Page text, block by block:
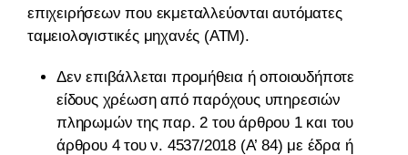
επιχειρήσεων που εκμεταλλεύονται αυτόματες
ταμειολογιστικές μηχανές (ΑΤΜ).
Δεν επιβάλλεται προμήθεια ή οποιουδήποτε
είδους χρέωση από παρόχους υπηρεσιών
πληρωμών της παρ. 2 του άρθρου 1 και του
άρθρου 4 του ν. 4537/2018 (Α’ 84) με έδρα ή